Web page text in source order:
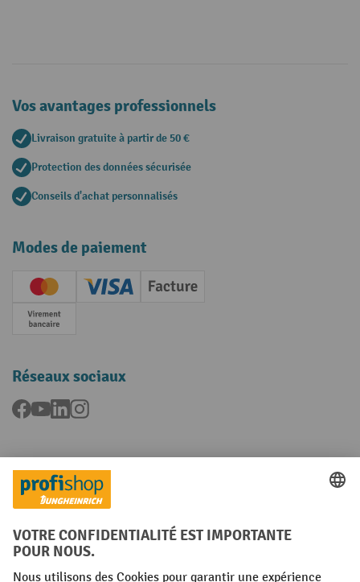
Vos avantages professionnels
Livraison gratuite à partir de 50 €
Protection des données sécurisée
Conseils d'achat personnalisés
Modes de paiement
Creditcard (Master)Creditcard (Visa)
Facture
Paiement anticipé
Réseaux sociaux
Facebook
YouTubeLinkedInInstagram
Langues
FR NL
Conditions générales Mentions légales